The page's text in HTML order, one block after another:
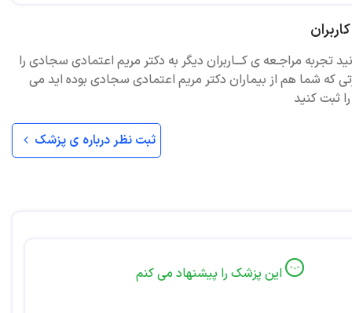
تجربه مراجـعه ی کـــاربران دیگر به دکتر مریم اعتمادی سجادی را
که شما هم از بیماران دکتر مریم اعتمادی سجادی بوده اید می
ثبت کنید
ثبت نظر درباره ی پزشک
این پزشک را پیشنهاد می کنم